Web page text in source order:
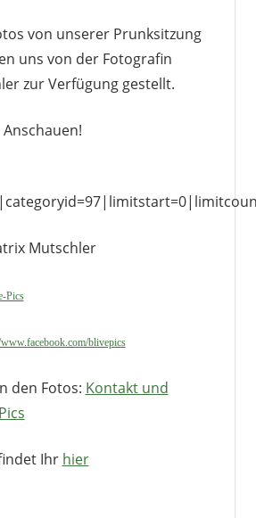
von unserer Prunksitzung
uns von der Fotografin
zur Verfügung gestellt.
Mutschler
Pics
blivepics
den Fotos: Kontakt und
Ihr hier